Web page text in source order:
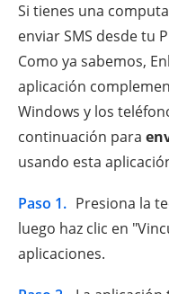
Si tienes una
enviar SMS desde tu
Como ya sabemos,
aplicación
Windows y los
continuación para
usando esta
Paso 1. Presiona la
luego haz clic en
aplicaciones.